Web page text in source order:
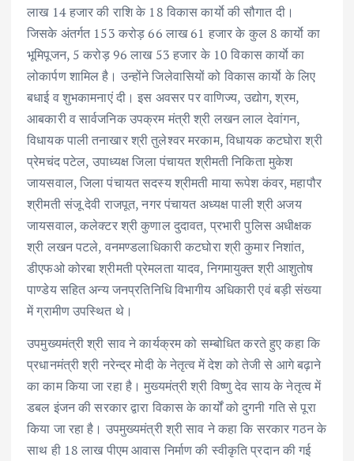
लाख 14 हजार की राशि के 18 विकास कार्याे की सौगात दी।
जिसके अंतर्गत 153 करोड़ 66 लाख 61 हजार के कुल 8 कार्याे का
भूमिपूजन, 5 करोड़ 96 लाख 53 हजार के 10 विकास कार्याे का
लोकार्पण शामिल है। उन्होंने जिलेवासियों को विकास कार्याे के लिए
बधाई व शुभकामनाएं दी। इस अवसर पर वाणिज्य, उद्योग, श्रम,
आबकारी व सार्वजनिक उपक्रम मंत्री श्री लखन लाल देवांगन,
विधायक पाली तनाखार श्री तुलेश्वर मरकाम, विधायक कटघोरा श्री
प्रेमचंद पटेल, उपाध्यक्ष जिला पंचायत श्रीमती निकिता मुकेश
जायसवाल, जिला पंचायत सदस्य श्रीमती माया रूपेश कंवर, महापौर
श्रीमती संजू देवी राजपूत, नगर पंचायत अध्यक्ष पाली श्री अजय
जायसवाल, कलेक्टर श्री कुणाल दुदावत, प्रभारी पुलिस अधीक्षक
श्री लखन पटले, वनमण्डलाधिकारी कटघोरा श्री कुमार निशांत,
डीएफओ कोरबा श्रीमती प्रेमलता यादव, निगमायुक्त श्री आशुतोष
पाण्डेय सहित अन्य जनप्रतिनिधि विभागीय अधिकारी एवं बड़ी संख्या
में ग्रामीण उपस्थित थे।
उपमुख्यमंत्री श्री साव ने कार्यक्रम को सम्बोधित करते हुए कहा कि
प्रधानमंत्री श्री नरेन्द्र मोदी के नेतृत्व में देश को तेजी से आगे बढ़ाने
का काम किया जा रहा है। मुख्यमंत्री श्री विष्णु देव साय के नेतृत्व में
डबल इंजन की सरकार द्वारा विकास के कार्यों को दुगनी गति से पूरा
किया जा रहा है। उपमुख्यमंत्री श्री साव ने कहा कि सरकार गठन के
साथ ही 18 लाख पीएम आवास निर्माण की स्वीकृति प्रदान की गई